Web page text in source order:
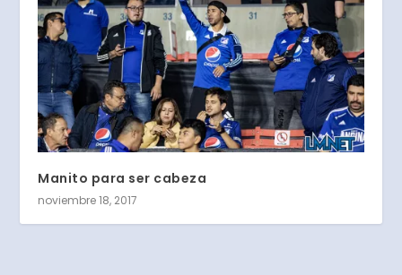
Manito para ser cabeza
noviembre 18, 2017